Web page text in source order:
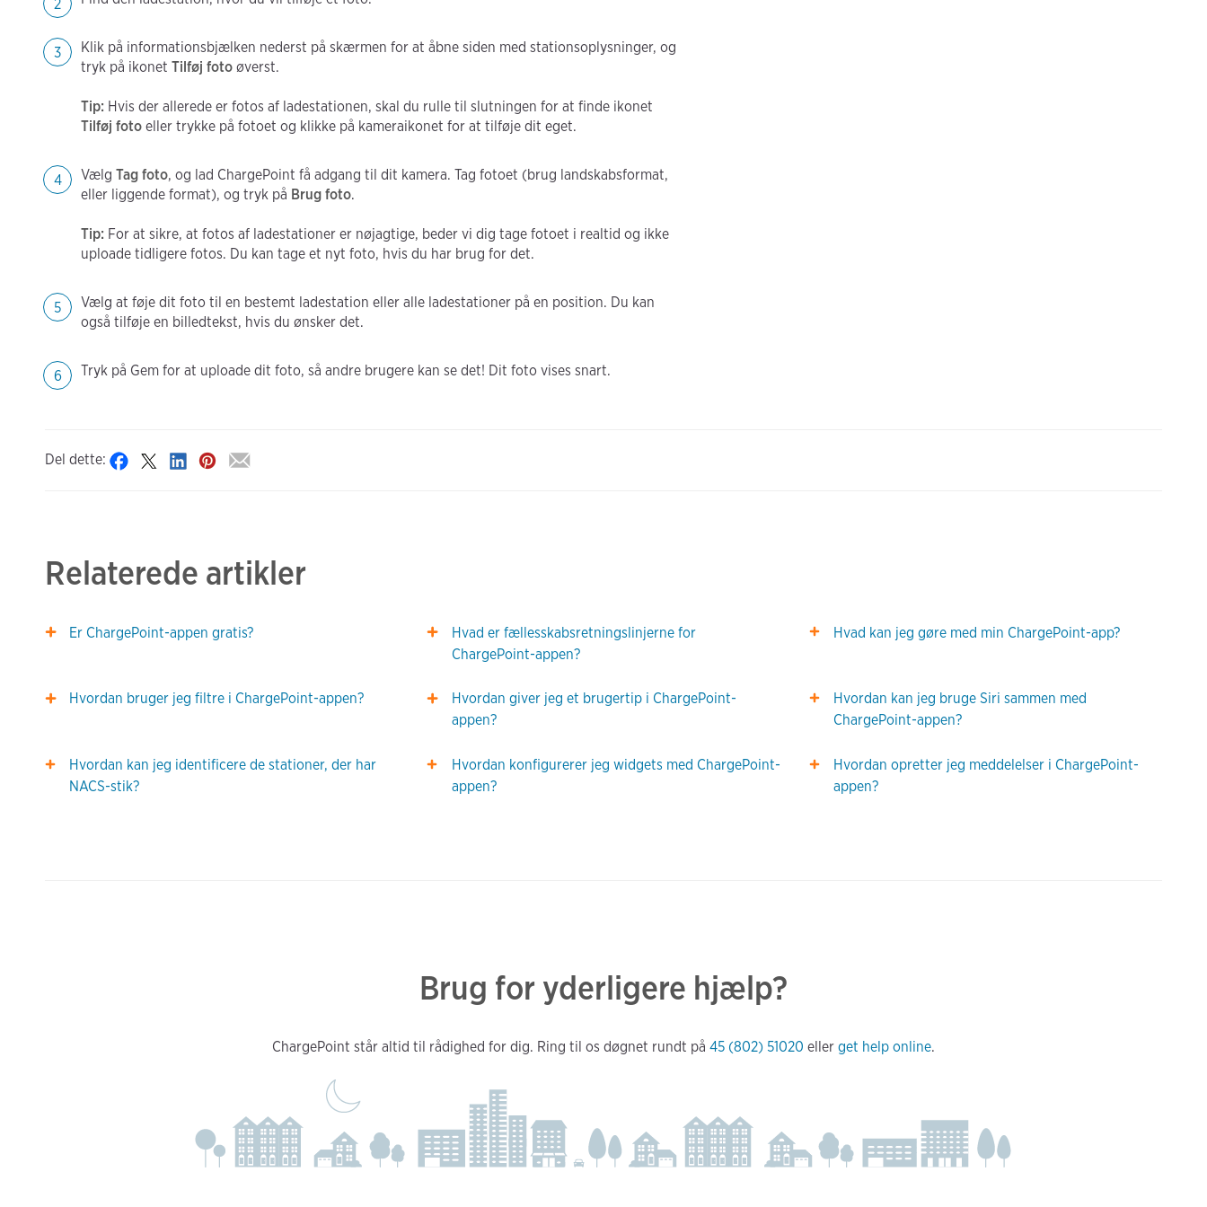
Klik på informationsbjælken nederst på skærmen for at åbne siden med stationsoplysninger, og
tryk på ikonet Tilføj foto øverst.
Tip: Hvis der allerede er fotos af ladestationen, skal du rulle til slutningen for at finde ikonet
Tilføj foto eller trykke på fotoet og klikke på kameraikonet for at tilføje dit eget.
Vælg Tag foto, og lad ChargePoint få adgang til dit kamera. Tag fotoet (brug landskabsformat,
eller liggende format), og tryk på Brug foto.
Tip: For at sikre, at fotos af ladestationer er nøjagtige, beder vi dig tage fotoet i realtid og ikke
uploade tidligere fotos. Du kan tage et nyt foto, hvis du har brug for det.
Vælg at føje dit foto til en bestemt ladestation eller alle ladestationer på en position. Du kan
også tilføje en billedtekst, hvis du ønsker det.
Tryk på Gem for at uploade dit foto, så andre brugere kan se det! Dit foto vises snart.
Del dette:
Relaterede artikler
Er ChargePoint-appen gratis?
Hvad er fællesskabsretningslinjerne for
ChargePoint-appen?
Hvad kan jeg gøre med min ChargePoint-app?
Hvordan bruger jeg filtre i ChargePoint-appen?
Hvordan giver jeg et brugertip i ChargePoint-
appen?
Hvordan kan jeg bruge Siri sammen med
ChargePoint-appen?
Hvordan kan jeg identificere de stationer, der har
NACS-stik?
Hvordan konfigurerer jeg widgets med ChargePoint-
appen?
Hvordan opretter jeg meddelelser i ChargePoint-
appen?
Brug for yderligere hjælp?
ChargePoint står altid til rådighed for dig. Ring til os døgnet rundt på 45 (802) 51020 eller get help online.